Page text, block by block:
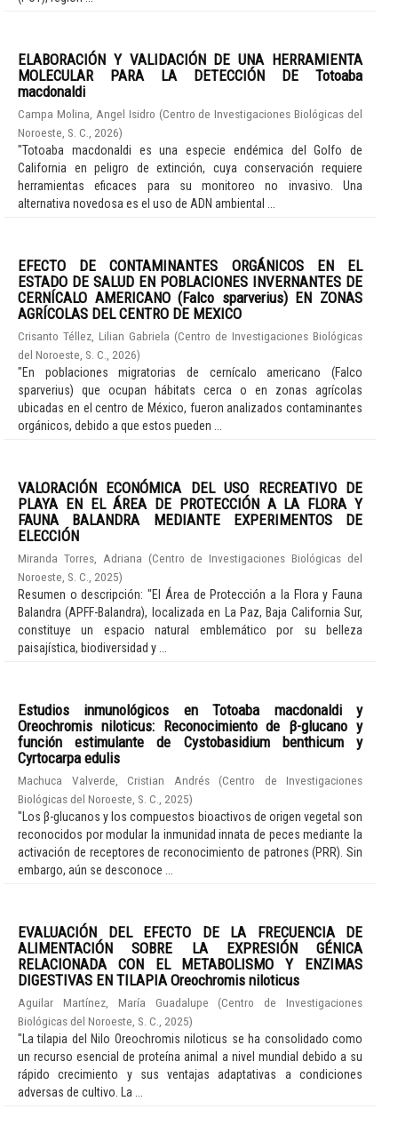
ELABORACIÓN Y VALIDACIÓN DE UNA HERRAMIENTA
MOLECULAR PARA LA DETECCIÓN DE Totoaba
macdonaldi
Campa Molina, Angel Isidro (Centro de Investigaciones Biológicas del
Noroeste, S. C.
2026)
"Totoaba macdonaldi es una especie endémica del Golfo de
California en peligro de extinción, cuya conservación requiere
herramientas eficaces para su monitoreo no invasivo. Una
alternativa novedosa es el uso de ADN ambiental ...
EFECTO DE CONTAMINANTES ORGÁNICOS EN EL
ESTADO DE SALUD EN POBLACIONES INVERNANTES DE
CERNÍCALO AMERICANO (Falco sparverius) EN ZONAS
AGRÍCOLAS DEL CENTRO DE MEXICO
Crisanto Téllez, Lilian Gabriela (Centro de Investigaciones Biológicas
del Noroeste, S. C.
2026)
"En poblaciones migratorias de cernícalo americano (Falco
sparverius) que ocupan hábitats cerca o en zonas agrícolas
ubicadas en el centro de México, fueron analizados contaminantes
orgánicos, debido a que estos pueden ...
VALORACIÓN ECONÓMICA DEL USO RECREATIVO DE
PLAYA EN EL ÁREA DE PROTECCIÓN A LA FLORA Y
FAUNA BALANDRA MEDIANTE EXPERIMENTOS DE
ELECCIÓN
Miranda Torres, Adriana (Centro de Investigaciones Biológicas del
Noroeste, S. C.
2025)
Resumen o descripción: "El Área de Protección a la Flora y Fauna
Balandra (APFF-Balandra), localizada en La Paz, Baja California Sur,
constituye un espacio natural emblemático por su belleza
paisajística, biodiversidad y ...
Estudios inmunológicos en Totoaba macdonaldi y
Oreochromis niloticus: Reconocimiento de β-glucano y
función estimulante de Cystobasidium benthicum y
Cyrtocarpa edulis
Machuca Valverde, Cristian Andrés (Centro de Investigaciones
Biológicas del Noroeste, S. C.
2025)
"Los β-glucanos y los compuestos bioactivos de origen vegetal son
reconocidos por modular la inmunidad innata de peces mediante la
activación de receptores de reconocimiento de patrones (PRR). Sin
embargo, aún se desconoce ...
EVALUACIÓN DEL EFECTO DE LA FRECUENCIA DE
ALIMENTACIÓN SOBRE LA EXPRESIÓN GÉNICA
RELACIONADA CON EL METABOLISMO Y ENZIMAS
DIGESTIVAS EN TILAPIA Oreochromis niloticus
Aguilar Martínez, María Guadalupe (Centro de Investigaciones
Biológicas del Noroeste, S. C.
2025)
"La tilapia del Nilo Oreochromis niloticus se ha consolidado como
un recurso esencial de proteína animal a nivel mundial debido a su
rápido crecimiento y sus ventajas adaptativas a condiciones
adversas de cultivo. La ...